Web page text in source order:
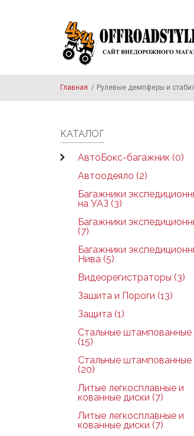
Главная / Рулевые демпферы и
КАТАЛОГ
АвтоБокс-багажник (0)
Автоодеяло (2)
Багажники
на УАЗ (3)
Багажники
(7)
Багажники
Нива (5)
Видеорегистраторы (3)
Зашита и Пороги (13)
Защита (1)
Стальные штампованные
(15)
Стальные штампованные
(20)
Литые легкосплавные и
кованные диски (7)
Литые легкосплавные и
кованные диски (7)